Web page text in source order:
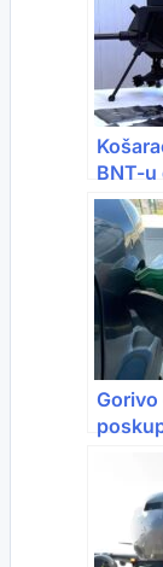
BNT-
raste,